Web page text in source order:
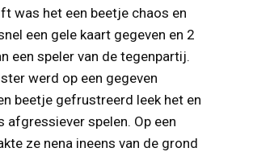
was het een beetje chaos en
een gele kaart gegeven en 2
een speler van de tegenpartij.
werd op een gegeven
beetje gefrustreerd leek het en
afgressiever spelen. Op een
ze nena ineens van de grond